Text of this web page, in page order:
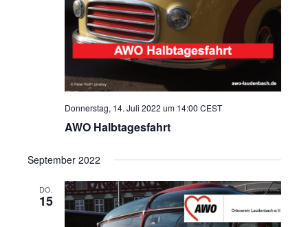
AWO Halbtagesfahrt
Donnerstag, 14. Juli 2022 um 14:00 CEST
September 2022
DO.
15